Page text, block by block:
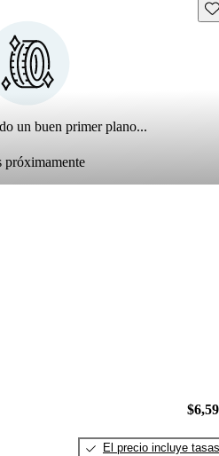
un buen primer plano...
próximamente
El precio incluye tasas